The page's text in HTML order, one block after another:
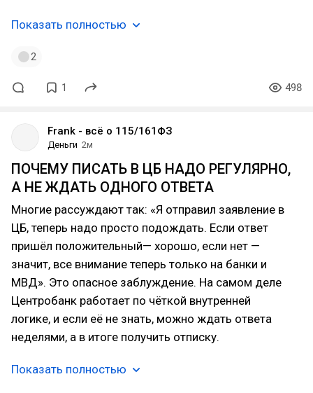
Показать полностью
2
1 498
Frank - всё о 115/161ФЗ
Деньги 2м
ПОЧЕМУ ПИСАТЬ В ЦБ НАДО РЕГУЛЯРНО,
А НЕ ЖДАТЬ ОДНОГО ОТВЕТА
Многие рассуждают так: «Я отправил заявление в
ЦБ, теперь надо просто подождать. Если ответ
пришёл положительный— хорошо, если нет —
значит, все внимание теперь только на банки и
МВД». Это опасное заблуждение. На самом деле
Центробанк работает по чёткой внутренней
логике, и если её не знать, можно ждать ответа
неделями, а в итоге получить отписку.
Показать полностью